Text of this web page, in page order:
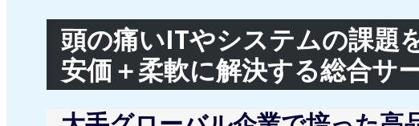
頭の痛いITやシステムの課題
安価＋柔軟に解決する総合サ